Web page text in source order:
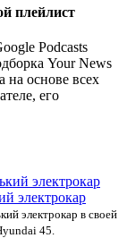
плейлист
Podcasts
Your News
основе всех
его
электрокар
электрокар в своей
45.